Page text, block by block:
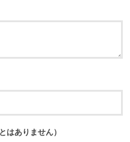
はありません）